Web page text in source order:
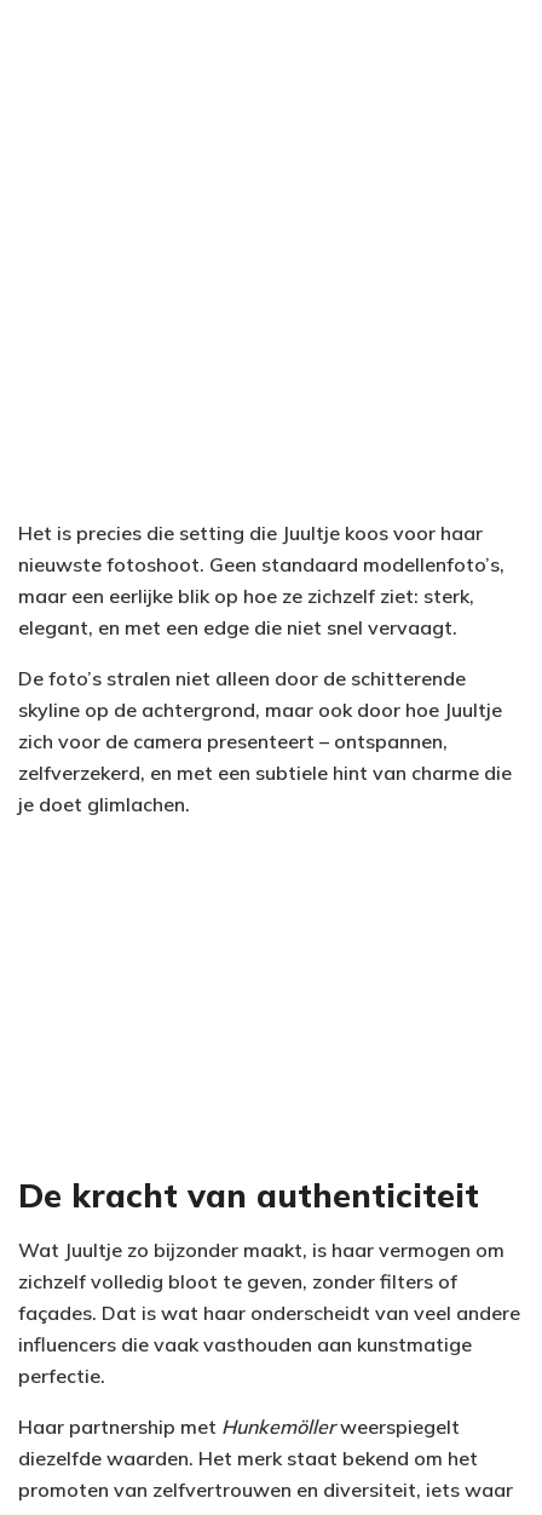
Het is precies die setting die Juultje koos voor haar
nieuwste fotoshoot. Geen standaard modellenfoto’s,
maar een eerlijke blik op hoe ze zichzelf ziet: sterk,
elegant, en met een edge die niet snel vervaagt.
De foto’s stralen niet alleen door de schitterende
skyline op de achtergrond, maar ook door hoe Juultje
zich voor de camera presenteert – ontspannen,
zelfverzekerd, en met een subtiele hint van charme die
je doet glimlachen.
De kracht van authenticiteit
Wat Juultje zo bijzonder maakt, is haar vermogen om
zichzelf volledig bloot te geven, zonder filters of
façades. Dat is wat haar onderscheidt van veel andere
influencers die vaak vasthouden aan kunstmatige
perfectie.
Haar partnership met Hunkemöllerweerspiegelt
diezelfde waarden. Het merk staat bekend om het
promoten van zelfvertrouwen en diversiteit, iets waar